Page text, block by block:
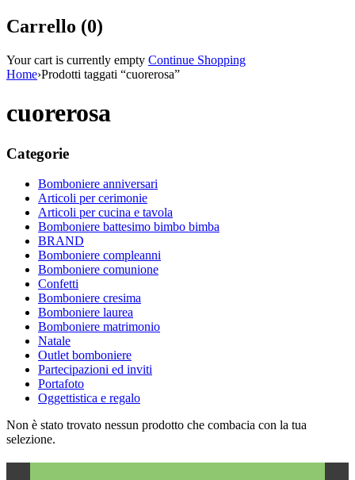
Carrello (0)
Your cart is currently empty Continue Shopping
Home›Prodotti taggati “cuorerosa”
cuorerosa
Categorie
Bomboniere anniversari
Articoli per cerimonie
Articoli per cucina e tavola
Bomboniere battesimo bimbo bimba
BRAND
Bomboniere compleanni
Bomboniere comunione
Confetti
Bomboniere cresima
Bomboniere laurea
Bomboniere matrimonio
Natale
Outlet bomboniere
Partecipazioni ed inviti
Portafoto
Oggettistica e regalo
Non è stato trovato nessun prodotto che combacia con la tua
selezione.